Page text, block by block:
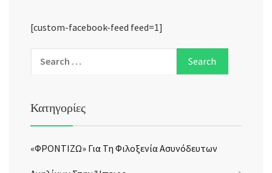
[custom-facebook-feed feed=1]
Κατηγορίες
«ΦΡΟΝΤΙΖΩ» Για Τη Φιλοξενία Ασυνόδευτων